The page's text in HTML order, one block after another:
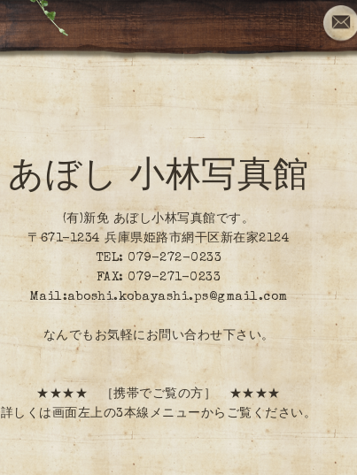
あぼし 小林写真館
(有)新免 あぼし小林写真館です。
〒671-1234 兵庫県姫路市網干区新在家2124
TEL: 079-272-0233
FAX: 079-271-0233
Mail:aboshi.kobayashi.ps@gmail.com
なんでもお気軽にお問い合わせ下さい。
★★★★ ［携帯でご覧の方］ ★★★★
詳しくは画面左上の3本線メニューからご覧ください。